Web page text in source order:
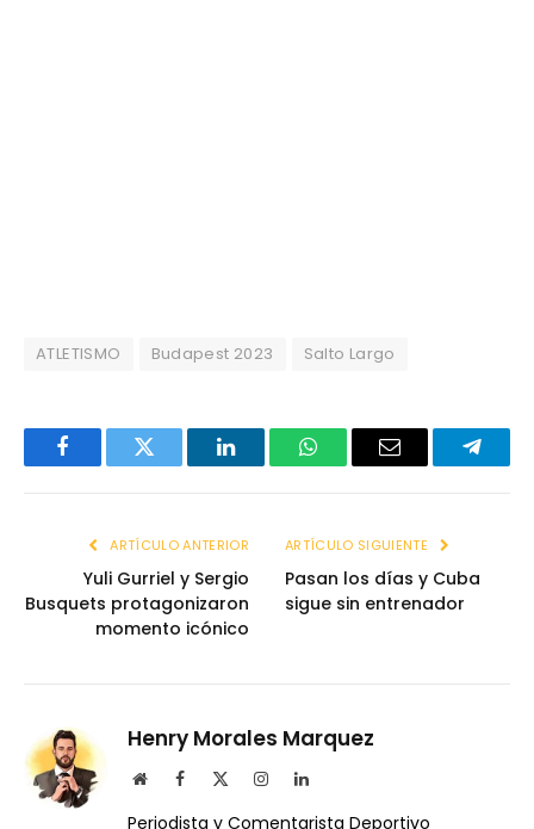
ATLETISMO Budapest 2023 Salto Largo
FacebookTwitter LinkedInWhatsAppEmail
ARTÍCULO ANTERIOR
Yuli Gurriel y Sergio
Busquets protagonizaron
momento icónico
ARTÍCULO SIGUIENTE
Pasan los días y Cuba
sigue sin entrenador
Henry Morales Marquez
WebsiteFacebook InstagramLinkedIn
Periodista y Comentarista Deportivo